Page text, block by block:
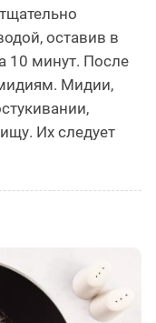
оставив в
10 минут. После
Мидии,
Их следует